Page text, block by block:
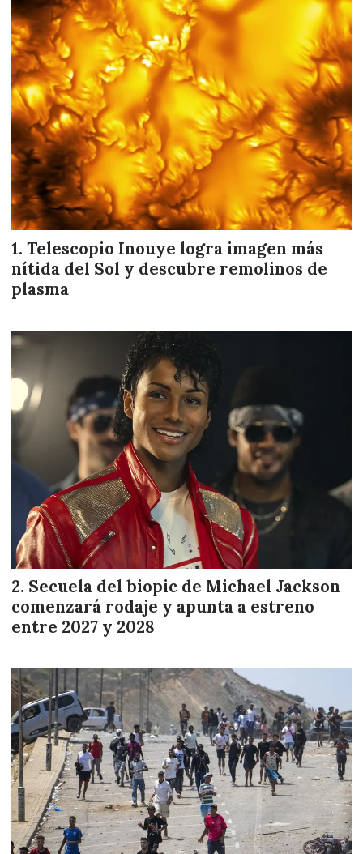
Telescopio Inouye logra imagen más
nítida del Sol y descubre remolinos de
plasma
Secuela del biopic de Michael Jackson
comenzará rodaje y apunta a estreno
entre 2027 y 2028